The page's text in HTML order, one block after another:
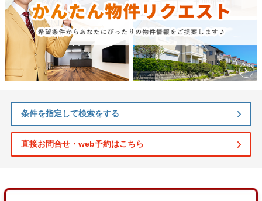
条件を指定して検索をする
直接お問合せ・web予約はこちら